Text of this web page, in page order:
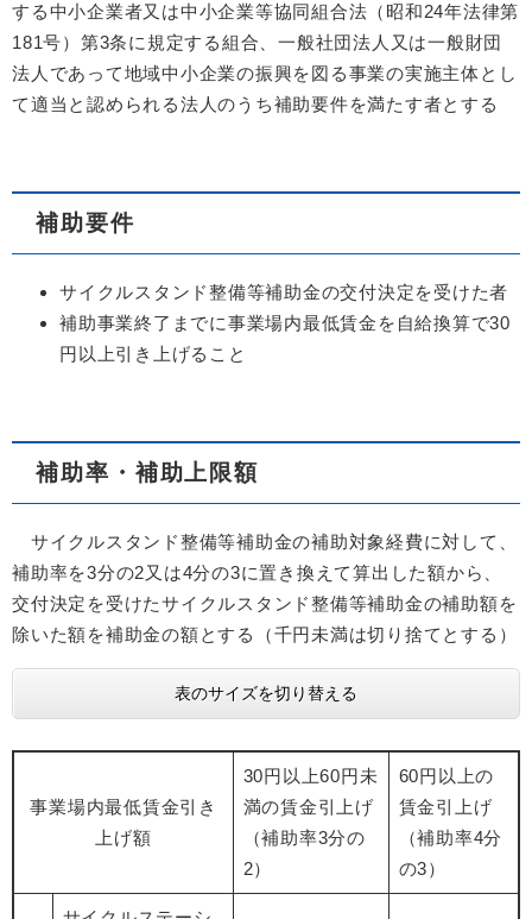
する中小企業者又は中小企業等協同組合法（昭和24年法律第
181号）第3条に規定する組合、一般社団法人又は一般財団
法人であって地域中小企業の振興を図る事業の実施主体とし
て適当と認められる法人のうち補助要件を満たす者とする
補助要件
サイクルスタンド整備等補助金の交付決定を受けた者
補助事業終了までに事業場内最低賃金を自給換算で30
円以上引き上げること
補助率・補助上限額
サイクルスタンド整備等補助金の補助対象経費に対して、
補助率を3分の2又は4分の3に置き換えて算出した額から、
交付決定を受けたサイクルスタンド整備等補助金の補助額を
除いた額を補助金の額とする（千円未満は切り捨てとする）
表のサイズを切り替える
事業場内最低賃金引き
上げ額
30円以上60円未
満の賃金引上げ
（補助率3分の
2）
60円以上の
賃金引上げ
（補助率4分
の3）